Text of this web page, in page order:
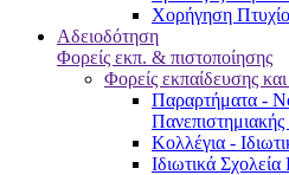
Χορήγηση
Αδειοδότηση
Φορείς εκπ. & πιστοποίησης
Φορείς εκπαίδευσης
Παραρτήματα -
Κολλέγια -
Ιδιωτικά